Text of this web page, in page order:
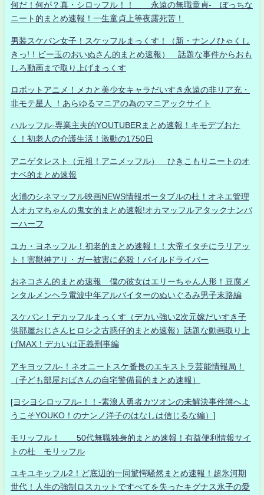
何だ！何が？真・シロッフル！！ 永遠の無職童貞- ぼっちな
ニート的まとめ速報！一生童貞上等夜露死苦！
男装スケバン女子！スケッフルまっくす！（新・ナンノひゃくし
きっ!！ビー玉のおいぬさん的まとめ速報） 話題な事件からおも
しろ動画まで取り上げまっくす
ロボットアニメ！メカと美少女キャラだいすき永遠の非リア充・
非モテ星人 ！あらゆるマニアの為のマニアックサイト
ハルッフル-専業主夫的YOUTUBERまとめ速報！キモデブおた
く！初老人の介護生活！激動の1750日
アニゲタレスト（元祖！アニメッフル） ひきこもりニートのオ
ナベ的まとめ速報
火浦のシネマッフル映画NEWS情報ポータブルの杜！オネエ管理
人オカマちゃんの鬼女的まとめ速報!オカマッフルアタックナンバ
ーハーフ
ユカ・ヨネッフル！初老的まとめ速報！！大帝イタチにラリアッ
ト！害獣神アリ・ガー被害に必殺！パイルドライバー
おネコさん的まとめ速報 僕の彼女はエリーちゃん人形！豆腐メ
ンタルメンヘラ電波中年アルバイターのぬいぐるみ男子末路編
スケバン！デカッフルまっくす（デカい強い2次元嫁だいすき子
供部屋おじさんヒロシ之古惑仔的まとめ速報）話題な動画取り上
げMAX！デカいは正義刑事編
アキヨッフル-！ネオニートスケ番長のエキストラ芸能情報局！
（子ども部屋おばさんの自宅警備員的まとめ速報）
[ヨシヨシロッフル-！！-素浪人勇者カツオンの未解決事件簿へよ
うこそYOUKO！のナンノ洋子のはなしは信じるな編）]
モリッフル！ 50代無職独身的まとめ速報！有益便利情報サイ
トの杜 モリッフル
ユキユキッフル2！ど底辺的一同驚愕騒然まとめ速報！超氷河期
世代！人生の強制ロスカットですべてを失ったキグナス氷子の愛